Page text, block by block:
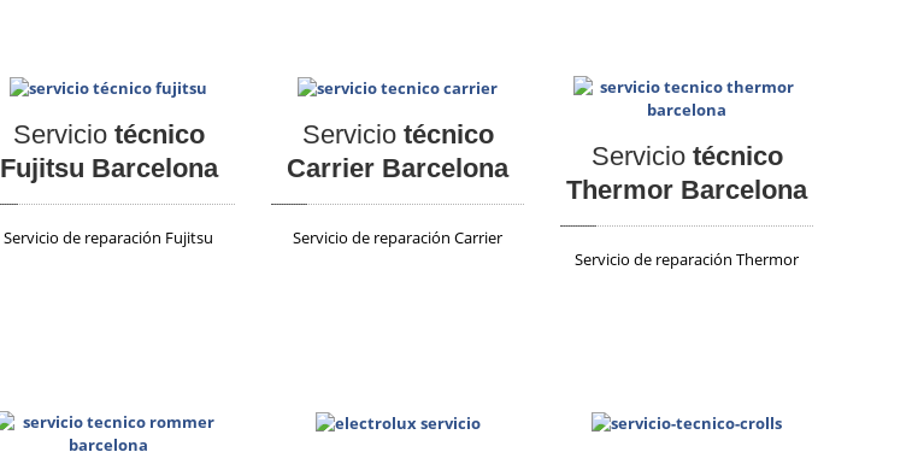
Serviciotécnico
Fujitsu Barcelona
Servicio de reparación Fujitsu
Serviciotécnico
Carrier Barcelona
Servicio de reparación Carrier
Serviciotécnico
Thermor Barcelona
Servicio de reparación Thermor